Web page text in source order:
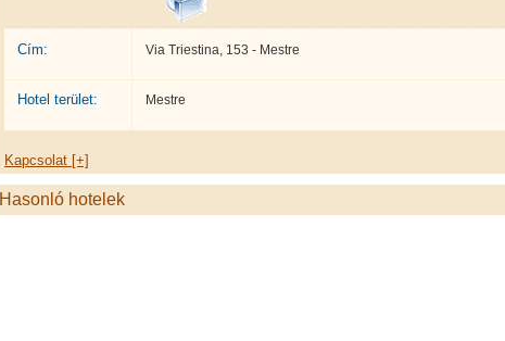
Cím: Via Triestina, 153 - Mestre
Hotel terület: Mestre
Kapcsolat [+]
Hasonló hotelek